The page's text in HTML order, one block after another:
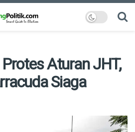
Aturan JHT,
Siaga